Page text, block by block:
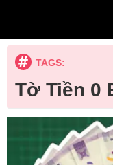
TAGS:
Tờ Tiền 0